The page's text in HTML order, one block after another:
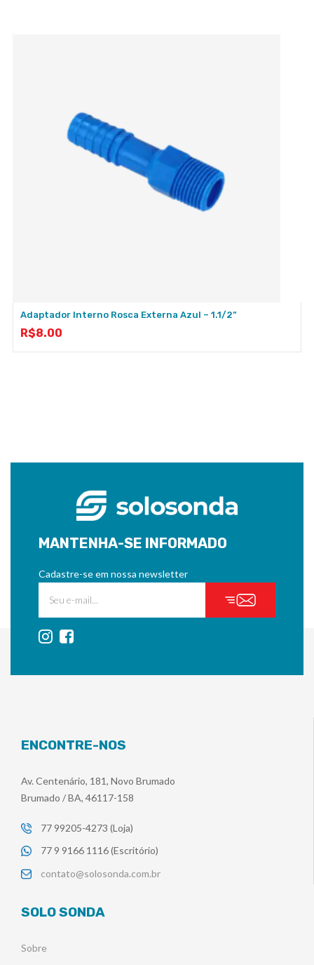
Adaptador Interno Rosca Externa Azul – 1.1/2”
R$8.00
MANTENHA-SE INFORMADO
Cadastre-se em nossa newsletter
ENCONTRE-NOS
Av. Centenário, 181, Novo Brumado
Brumado / BA, 46117-158
77 99205-4273 (Loja)
77 9 9166 1116 (Escritório)
contato@solosonda.com.br
SOLO SONDA
Sobre